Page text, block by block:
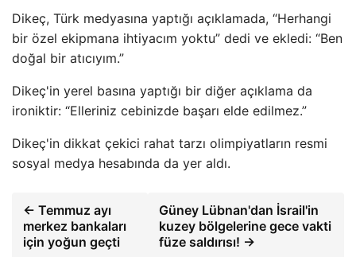
Dikeç, Türk medyasına yaptığı açıklamada, “Herhangi
bir özel ekipmana ihtiyacım yoktu” dedi ve ekledi: “Ben
doğal bir atıcıyım.”
Dikeç'in yerel basına yaptığı bir diğer açıklama da
ironiktir: “Elleriniz cebinizde başarı elde edilmez.”
Dikeç'in dikkat çekici rahat tarzı olimpiyatların resmi
sosyal medya hesabında da yer aldı.
← Temmuz ayı
merkez bankaları
için yoğun geçti
Güney Lübnan'dan İsrail'in
kuzey bölgelerine gece vakti
füze saldırısı! →